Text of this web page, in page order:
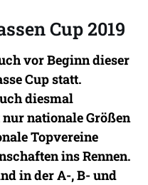
Cup 2019
vor Beginn dieser
Cup statt.
diesmal
nationale Größen
Topvereine
ins Rennen.
in der A-, B- und